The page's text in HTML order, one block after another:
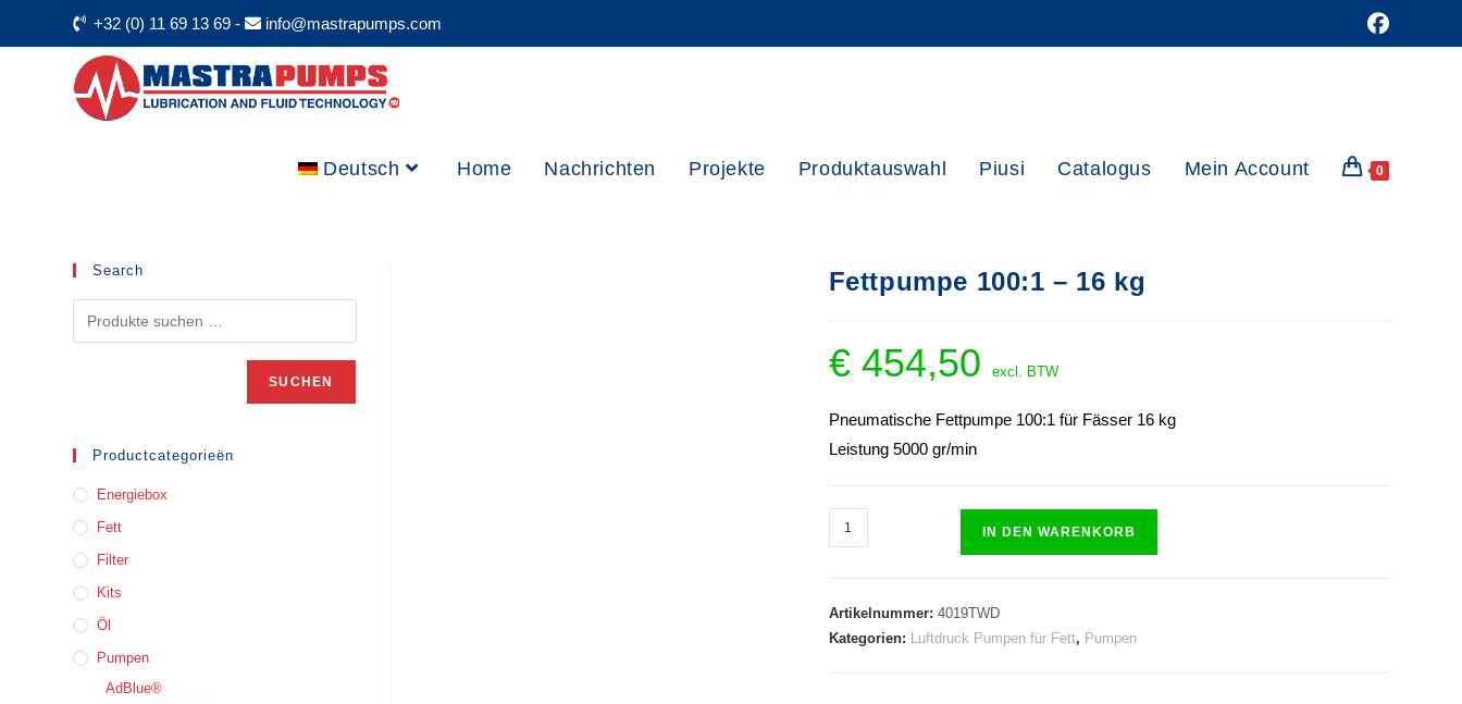
+32 (0) 11 69 13 69 - info@mastrapumps.com
Deutsch Home Nachrichten Projekte Produktauswahl Piusi Catalogus Mein Account 0
Fettpumpe 100:1 – 16 kg
€454,50 excl. BTW
Pneumatische Fettpumpe 100:1 für Fässer 16 kg
Leistung 5000 gr/min
IN DEN WARENKORB
Artikelnummer: 4019TWD
Kategorien: Luftdruck Pumpen für Fett, Pumpen
Search
SUCHEN
Productcategorieën
Energiebox
Fett
Filter
Kits
Öl
Pumpen
AdBlue®